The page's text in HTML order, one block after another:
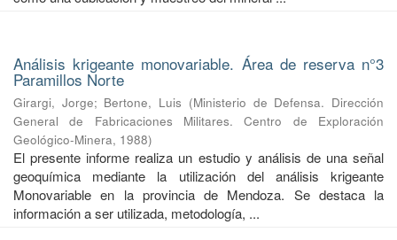
Análisis krigeante monovariable. Área de reserva n°3
Paramillos Norte
Girargi, Jorge; Bertone, Luis (Ministerio de Defensa. Dirección
General de Fabricaciones Militares. Centro de Exploración
Geológico-Minera, 1988)
El presente informe realiza un estudio y análisis de una señal
geoquímica mediante la utilización del análisis krigeante
Monovariable en la provincia de Mendoza. Se destaca la
información a ser utilizada, metodología, ...